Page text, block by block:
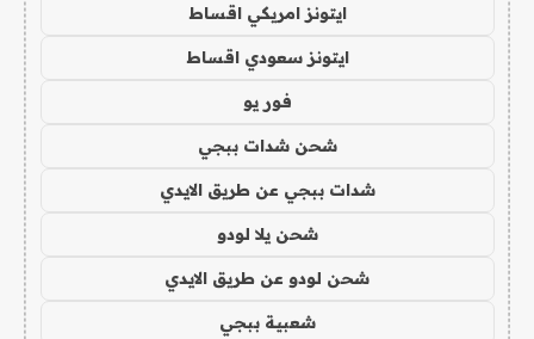
ايتونز امريكي اقساط
ايتونز سعودي اقساط
فور يو
شحن شدات ببجي
شدات ببجي عن طريق الايدي
شحن يلا لودو
شحن لودو عن طريق الايدي
شعبية ببجي